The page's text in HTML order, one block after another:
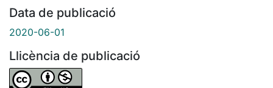
Data de publicació
2020-06-01
Llicència de publicació